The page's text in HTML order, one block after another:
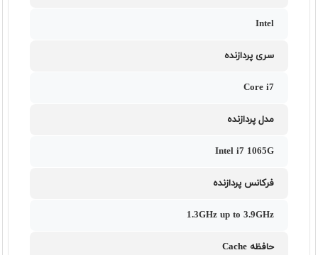
Intel
سری پردازنده
Core i7
مدل پردازنده
Intel i7 1065G
فرکانس پردازنده
1.3GHz up to 3.9GHz
حافظه Cache